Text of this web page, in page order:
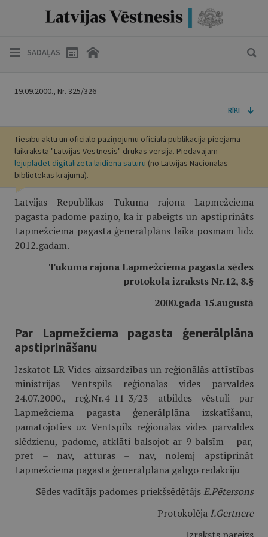
SADAĻAS
19.09.2000., Nr. 325/326
RĪKI
Tiesību aktu un oficiālo paziņojumu oficiālā publikācija pieejama
laikraksta "Latvijas Vēstnesis" drukas versijā. Piedāvājam
lejuplādēt digitalizētā laidiena saturu (no Latvijas Nacionālās
bibliotēkas krājuma).
Latvijas Republikas Tukuma rajona Lapmežciema
pagasta padome paziņo, ka ir pabeigts un apstiprināts
Lapmežciema pagasta ģenerālplāns laika posmam līdz
2012.gadam.
Tukuma rajona Lapmežciema pagasta sēdes
protokola izraksts Nr.12, 8.§
2000.gada 15.augustā
Par Lapmežciema pagasta ģenerālplāna
apstiprināšanu
Izskatot LR Vides aizsardzības un reģionālās attīstības
ministrijas Ventspils reģionālās vides pārvaldes
24.07.2000., reģ.Nr.4-11-3/23 atbildes vēstuli par
Lapmežciema pagasta ģenerālplāna izskatīšanu,
pamatojoties uz Ventspils reģionālās vides pārvaldes
slēdzienu, padome, atklāti balsojot ar 9 balsīm – par,
pret – nav, atturas – nav, nolemj apstiprināt
Lapmežciema pagasta ģenerālplāna galīgo redakciju
Sēdes vadītājs padomes priekšsēdētājsE.Pētersons
Protokolēja I.Gertnere